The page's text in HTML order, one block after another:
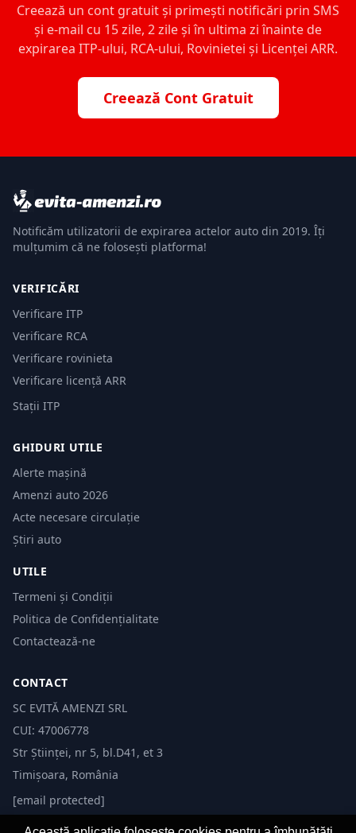
Creează un cont gratuit și primești notificări prin SMS
și e-mail cu 15 zile, 2 zile și în ultima zi înainte de
expirarea ITP-ului, RCA-ului, Rovinietei și Licenței ARR.
Creează Cont Gratuit
Notificăm utilizatorii de expirarea actelor auto din 2019. Îți
mulțumim că ne folosești platforma!
VERIFICĂRI
Verificare ITP
Verificare RCA
Verificare rovinieta
Verificare licență ARR
Stații ITP
GHIDURI UTILE
Alerte mașină
Amenzi auto 2026
Acte necesare circulație
Știri auto
UTILE
Termeni și Condiții
Politica de Confidențialitate
Contactează-ne
CONTACT
SC EVITĂ AMENZI SRL
CUI: 47006778
Str Științei, nr 5, bl.D41, et 3
Timișoara, România
[email protected]